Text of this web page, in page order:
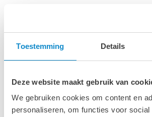
Toestemming Details
Deze website maakt gebruik van
We gebruiken cookies om content en
personaliseren, om functies voor social
Blue Phoenix
workplace safety with
system from Lutze and
29.01.2026